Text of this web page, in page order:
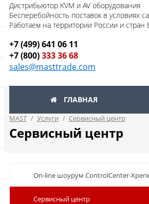
Дистрибьютор KVM и AV оборудования
Бесперебойность поставок в условиях
Работаем на территории России и стран
+7 (499) 641 06 11
+7 (800)333 36 68
sales@masttrade.com
ГЛАВНАЯ
MAST / Услуги / Сервисный центр
Сервисный центр
On-line шоурум ControlCenter-
Сервисный центр